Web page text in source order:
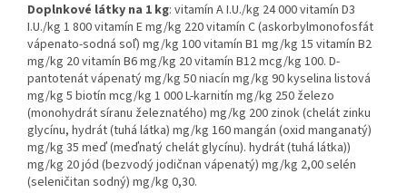
Doplnkové látky na 1 kg: vitamín A I.U./kg 24 000 vitamín D3
I.U./kg 1 800 vitamín E mg/kg 220 vitamín C (askorbylmonofosfát
vápenato-sodná soľ) mg/kg 100 vitamín B1 mg/kg 15 vitamín B2
mg/kg 20 vitamín B6 mg/kg 20 vitamín B12 mcg/kg 100. D-
pantotenát vápenatý mg/kg 50 niacín mg/kg 90 kyselina listová
mg/kg 5 biotín mcg/kg 1 000 L-karnitín mg/kg 250 železo
(monohydrát síranu železnatého) mg/kg 200 zinok (chelát zinku
glycínu, hydrát (tuhá látka) mg/kg 160 mangán (oxid manganatý)
mg/kg 35 meď (meďnatý chelát glycínu). hydrát (tuhá látka))
mg/kg 20 jód (bezvodý jodičnan vápenatý) mg/kg 2,00 selén
(seleničitan sodný) mg/kg 0,30.